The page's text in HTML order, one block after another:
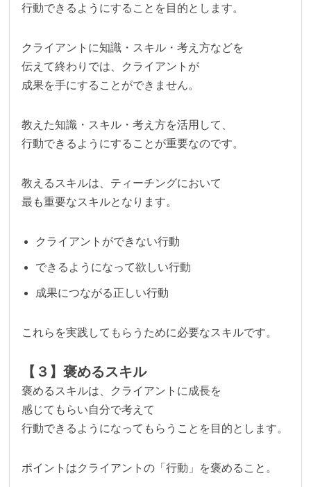
行動できるようにすることを目的とします。
クライアントに知識・スキル・考え方などを
伝えて終わりでは、クライアントが
成果を手にすることができません。
教えた知識・スキル・考え方を活用して、
行動できるようにすることが重要なのです。
教えるスキルは、ティーチングにおいて
最も重要なスキルとなります。
クライアントができない行動
できるようになって欲しい行動
成果につながる正しい行動
これらを実践してもらうために必要なスキルです。
【３】褒めるスキル
褒めるスキルは、クライアントに成長を
感じてもらい自分で考えて
行動できるようになってもらうことを目的とします。
ポイントはクライアントの「行動」を褒めること。